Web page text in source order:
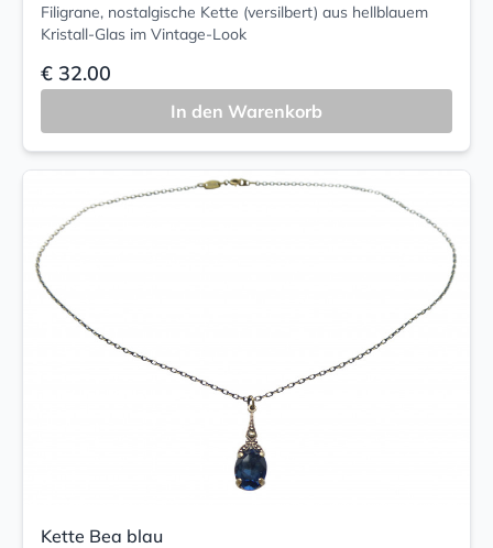
Filigrane, nostalgische Kette (versilbert) aus hellblauem
Kristall-Glas im Vintage-Look
€ 32.00
In den Warenkorb
Kette Bea blau